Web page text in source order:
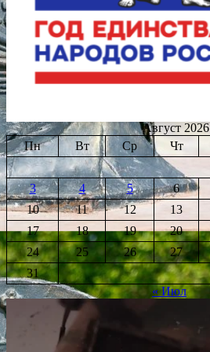
Август 2026
Пн
Вт Ср Чт
3
4 5 6
10
11 12 13
17
18 19 20
24
25 26 27
31
« Июл